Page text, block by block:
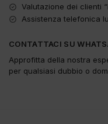
Valutazione dei clienti
Assistenza telefonica
CONTATTACI SU
Approfitta della nostra
per qualsiasi dubbio o